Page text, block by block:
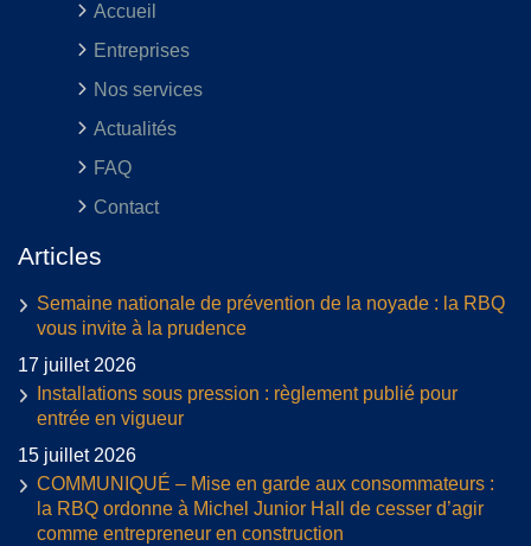
Accueil
Entreprises
Nos services
Actualités
FAQ
Contact
Articles
Semaine nationale de prévention de la noyade : la RBQ
vous invite à la prudence
17 juillet 2026
Installations sous pression : règlement publié pour
entrée en vigueur
15 juillet 2026
COMMUNIQUÉ – Mise en garde aux consommateurs :
la RBQ ordonne à Michel Junior Hall de cesser d’agir
comme entrepreneur en construction